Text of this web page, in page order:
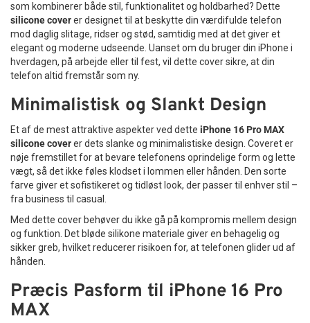
som kombinerer både stil, funktionalitet og holdbarhed? Dette
silicone coverer designet til at beskytte din værdifulde telefon
mod daglig slitage, ridser og stød, samtidig med at det giver et
elegant og moderne udseende. Uanset om du bruger din iPhone i
hverdagen, på arbejde eller til fest, vil dette cover sikre, at din
telefon altid fremstår som ny.
Minimalistisk og Slankt Design
Et af de mest attraktive aspekter ved dette iPhone 16 Pro MAX
silicone coverer dets slanke og minimalistiske design. Coveret er
nøje fremstillet for at bevare telefonens oprindelige form og lette
vægt, så det ikke føles klodset i lommen eller hånden. Den sorte
farve giver et sofistikeret og tidløst look, der passer til enhver stil –
fra business til casual.
Med dette cover behøver du ikke gå på kompromis mellem design
og funktion. Det bløde silikone materiale giver en behagelig og
sikker greb, hvilket reducerer risikoen for, at telefonen glider ud af
hånden.
Præcis Pasform til iPhone 16 Pro
MAX